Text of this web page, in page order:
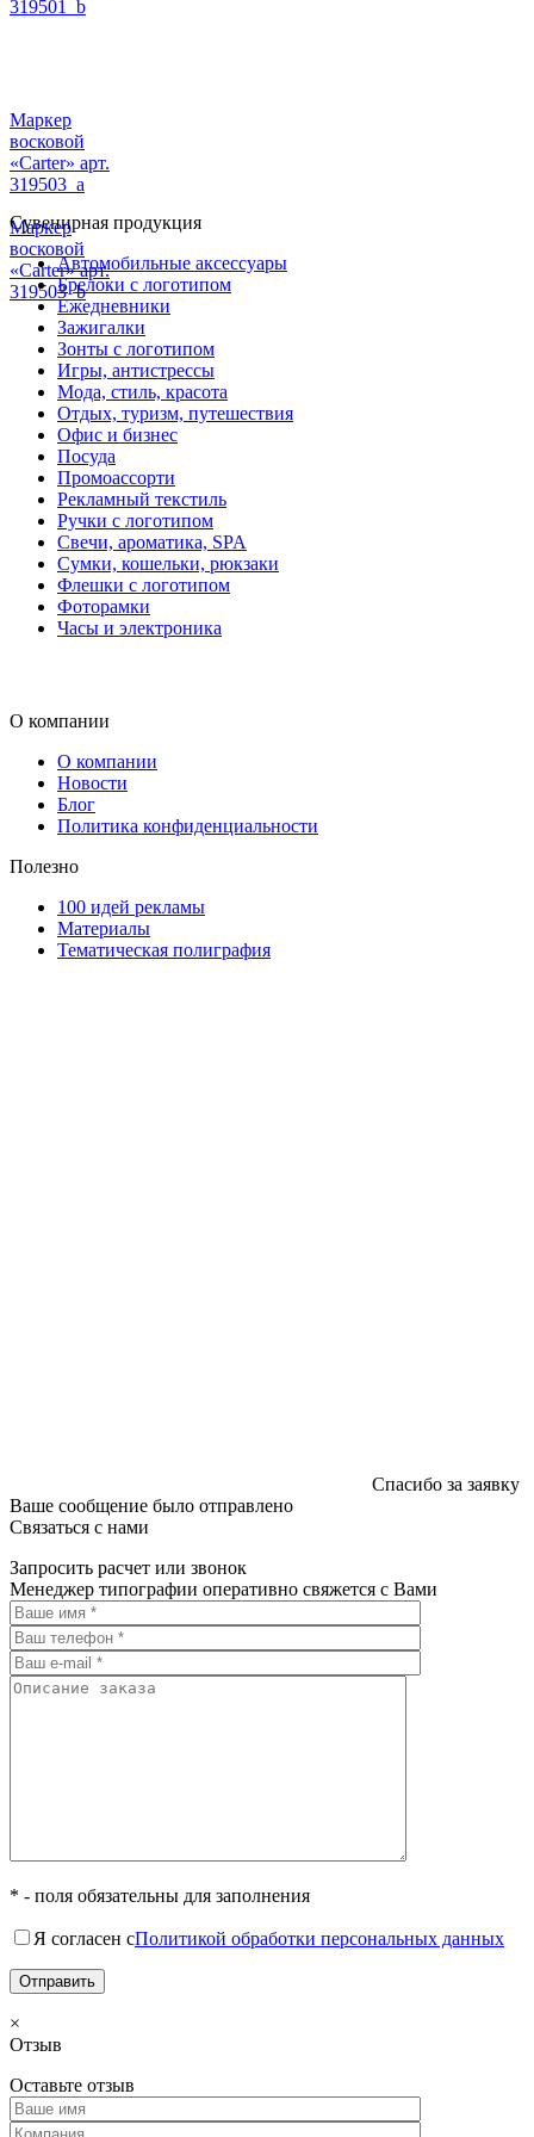
319501_b
Маркер
восковой
«Carter» арт.
319503_a
Маркер
восковой
«Carter» арт.
319503_b
Сувенирная продукция
Автомобильные аксессуары
Брелоки с логотипом
Ежедневники
Зажигалки
Зонты с логотипом
Игры, антистрессы
Мода, стиль, красота
Отдых, туризм, путешествия
Офис и бизнес
Посуда
Промоассорти
Рекламный текстиль
Ручки с логотипом
Свечи, ароматика, SPA
Сумки, кошельки, рюкзаки
Флешки с логотипом
Фоторамки
Часы и электроника
О компании
О компании
Новости
Блог
Политика конфиденциальности
Полезно
100 идей рекламы
Материалы
Тематическая полиграфия
Спасибо за заявку
Ваше сообщение было отправлено
Связаться с нами
Запросить расчет или звонок
Менеджер типографии оперативно свяжется с Вами
* - поля обязательны для заполнения
Я согласен сПолитикой обработки персональных данных
×
Отзыв
Оставьте отзыв